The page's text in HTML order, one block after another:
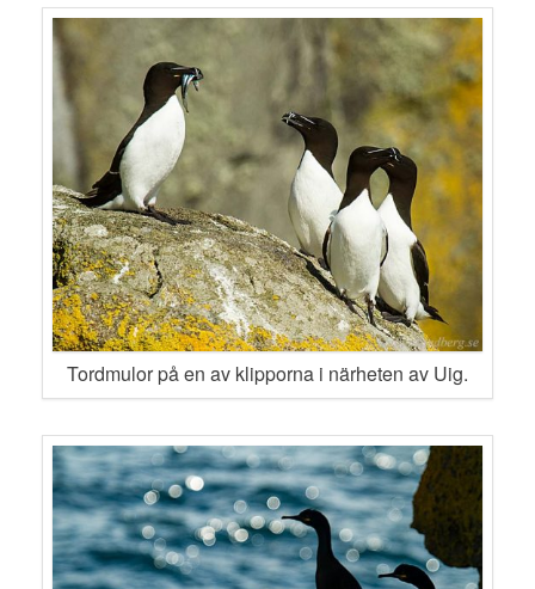
Tordmulor på en av klipporna i närheten av Uig.